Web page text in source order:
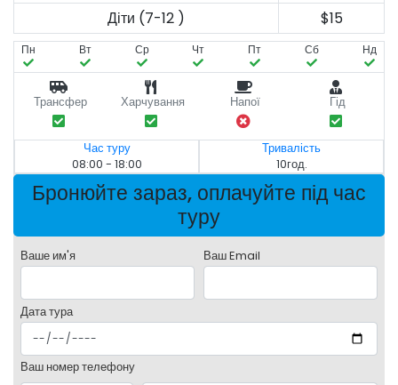
Діти (7-12 )
$15
Пн Вт Ср Чт Пт Сб Нд
Трансфер Харчування Напої Гід
Час туру
08:00 - 18:00
Тривалість
10год.
Бронюйте зараз, оплачуйте під час
туру
Ваше им'я Ваш Email
Дата тура
Ваш номер телефону